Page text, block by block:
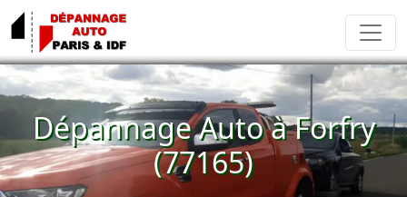
Dépannage Auto à Forfry
(77165)